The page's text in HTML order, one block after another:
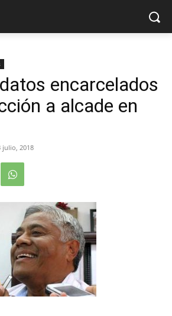
encarcelados
a alcade en
julio, 2018